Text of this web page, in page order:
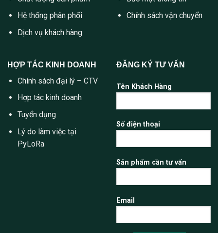
Hệ thống phân phối
Dịch vụ khách hàng
Chính sách vận chuyển
HỢP TÁC KINH DOANH
Chính sách đại lý – CTV
Hợp tác kinh doanh
Tuyển dụng
Lý do làm việc tại
PyLoRa
ĐĂNG KÝ TƯ VẤN
Tên Khách Hàng
Số điện thoại
Sản phẩm cần tư vấn
Email